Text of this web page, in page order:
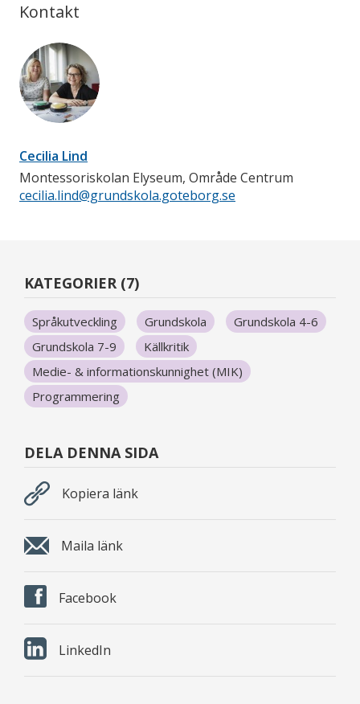
Kontakt
Cecilia Lind
Montessoriskolan Elyseum, Område Centrum
cecilia.lind@grundskola.goteborg.se
KATEGORIER (7)
Språkutveckling Grundskola
Grundskola 4-6
Grundskola 7-9
Källkritik
Medie- & informationskunnighet (MIK)
Programmering
DELA DENNA SIDA
Kopiera länk
Maila länk
Facebook
LinkedIn